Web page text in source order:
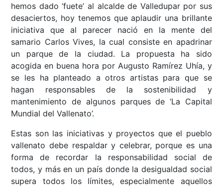
hemos dado ‘fuete’ al alcalde de Valledupar por sus
desaciertos, hoy tenemos que aplaudir una brillante
iniciativa que al parecer nació en la mente del
samario Carlos Vives, la cual consiste en apadrinar
un parque de la ciudad. La propuesta ha sido
acogida en buena hora por Augusto Ramírez Uhía, y
se les ha planteado a otros artistas para que se
hagan responsables de la sostenibilidad y
mantenimiento de algunos parques de ‘La Capital
Mundial del Vallenato’.
Estas son las iniciativas y proyectos que el pueblo
vallenato debe respaldar y celebrar, porque es una
forma de recordar la responsabilidad social de
todos, y más en un país donde la desigualdad social
supera todos los límites, especialmente aquellos